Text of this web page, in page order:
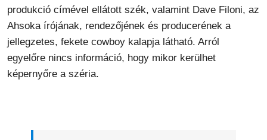
produkció címével ellátott szék, valamint Dave Filoni, az
Ahsoka írójának, rendezőjének és producerének a
jellegzetes, fekete cowboy kalapja látható. Arról
egyelőre nincs információ, hogy mikor kerülhet
képernyőre a széria.